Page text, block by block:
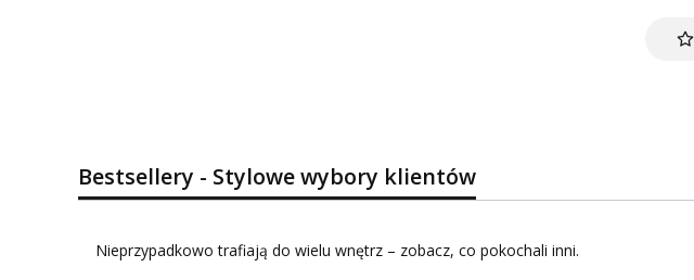
Bestsellery - Stylowe wybory klientów
Nieprzypadkowo trafiają do wielu wnętrz – zobacz, co pokochali inni.